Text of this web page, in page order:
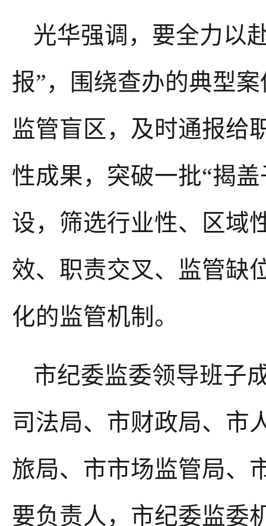
光华强调，要全力以
报”，围绕查办的典型
监管盲区，及时通报给
性成果，突破一批“揭
设，筛选行业性、区域
效、职责交叉、监管缺
化的监管机制。
市纪委监委领导班子
司法局、市财政局、市
旅局、市市场监管局、
要负责人，市纪委监委